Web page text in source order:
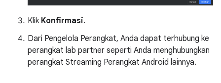
Klik Konfirmasi.
Dari Pengelola Perangkat, Anda dapat terhubung ke
perangkat lab partner seperti Anda menghubungkan
perangkat Streaming Perangkat Android lainnya.